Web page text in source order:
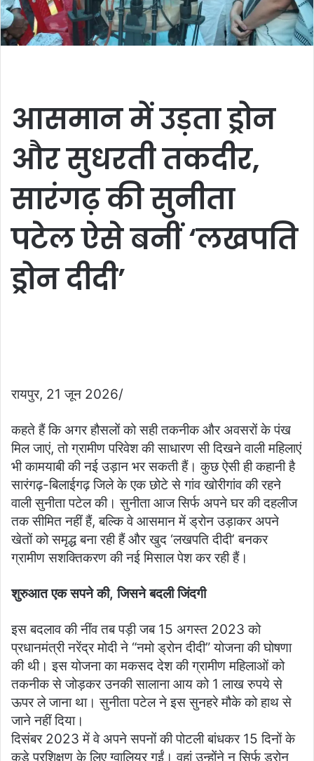
आसमान में उड़ता ड्रोन
और सुधरती तकदीर,
सारंगढ़ की सुनीता
पटेल ऐसे बनीं ‘लखपति
ड्रोन दीदी’
​रायपुर, 21 जून 2026/
​कहते हैं कि अगर हौसलों को सही तकनीक और अवसरों के पंख
मिल जाएं, तो ग्रामीण परिवेश की साधारण सी दिखने वाली महिलाएं
भी कामयाबी की नई उड़ान भर सकती हैं। कुछ ऐसी ही कहानी है
सारंगढ़-बिलाईगढ़ जिले के एक छोटे से गांव खोरीगांव की रहने
वाली सुनीता पटेल की। सुनीता आज सिर्फ अपने घर की दहलीज
तक सीमित नहीं हैं, बल्कि वे आसमान में ड्रोन उड़ाकर अपने
खेतों को समृद्ध बना रही हैं और खुद ‘लखपति दीदी’ बनकर
ग्रामीण सशक्तिकरण की नई मिसाल पेश कर रही हैं।
शुरुआत एक सपने की, जिसने बदली जिंदगी
​इस बदलाव की नींव तब पड़ी जब 15 अगस्त 2023 को
प्रधानमंत्री नरेंद्र मोदी ने “नमो ड्रोन दीदी” योजना की घोषणा
की थी। इस योजना का मकसद देश की ग्रामीण महिलाओं को
तकनीक से जोड़कर उनकी सालाना आय को 1 लाख रुपये से
ऊपर ले जाना था। सुनीता पटेल ने इस सुनहरे मौके को हाथ से
जाने नहीं दिया।
​दिसंबर 2023 में वे अपने सपनों की पोटली बांधकर 15 दिनों के
कड़े प्रशिक्षण के लिए ग्वालियर गईं। वहां उन्होंने न सिर्फ ड्रोन